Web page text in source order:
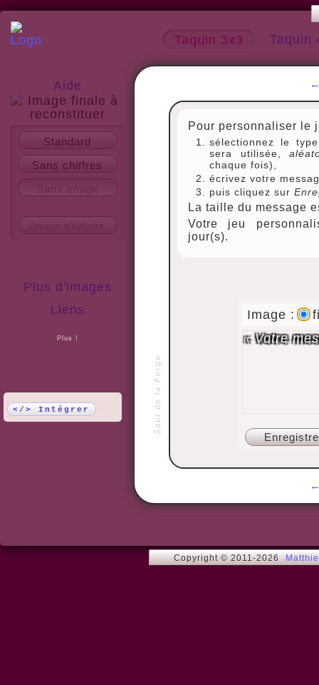
Taquin 3x3 Taquin
Aide
A propos
Plus d'images
Liens
Plus !
Standard
Sans chiffres
</> Intégrer Saut de la Forge
Pour personnaliser le
sélectionnez le
sera utilisée,
chaque fois),
écrivez votre
puis cliquez sur
La taille du message
Votre jeu
jour(s).
Image :
Copyright © 2011-2026